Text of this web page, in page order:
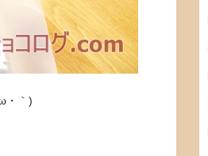
・｀)